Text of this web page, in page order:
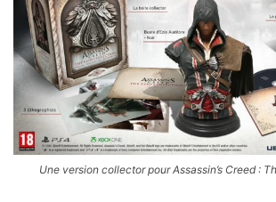
Une version collector pour Assassin’s Creed :